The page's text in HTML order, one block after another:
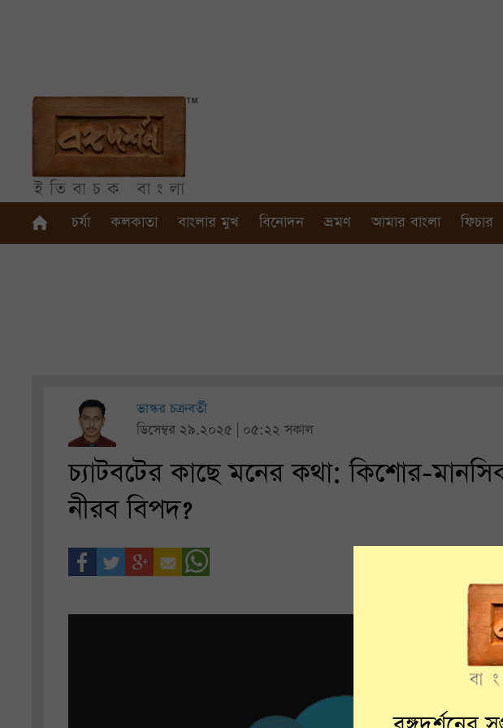
চর্যা কলকাতা বাংলার মুখ বিনোদন ভ্রমণ আমার বাংলা ফিচার
ভাস্কর চক্রবর্তী
ডিসেম্বর ২৯.২০২৫ | ০৫:২২ সকাল
চ্যাটবটের কাছে মনের কথা: কিশোর-
নীরব বিপদ?